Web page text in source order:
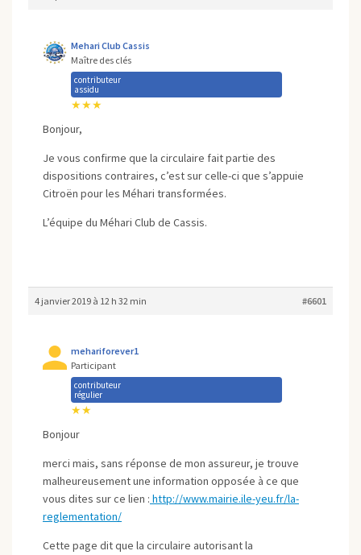
Mehari Club Cassis
Maître des clés
contributeur
assidu
★★★
Bonjour,
Je vous confirme que la circulaire fait partie des
dispositions contraires, c’est sur celle-ci que s’appuie
Citroën pour les Méhari transformées.
L’équipe du Méhari Club de Cassis.
4 janvier 2019 à 12 h 32 min #6601
mehariforever1
Participant
contributeur
régulier
★★
Bonjour
merci mais, sans réponse de mon assureur, je trouve
malheureusement une information opposée à ce que
vous dites sur ce lien : http://www.mairie.ile-yeu.fr/la-
reglementation/
Cette page dit que la circulaire autorisant la